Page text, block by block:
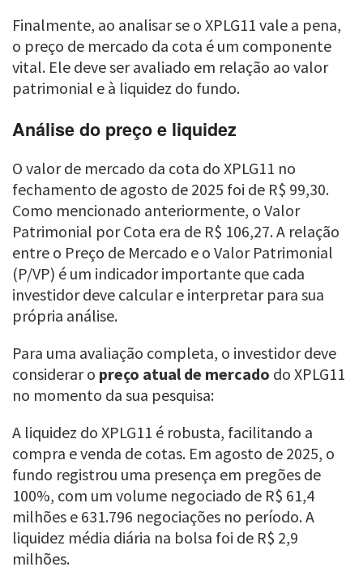
Finalmente, ao analisar se o XPLG11 vale a pena,
o preço de mercado da cota é um componente
vital. Ele deve ser avaliado em relação ao valor
patrimonial e à liquidez do fundo.
Análise do preço e liquidez
O valor de mercado da cota do XPLG11 no
fechamento de agosto de 2025 foi de R$ 99,30.
Como mencionado anteriormente, o Valor
Patrimonial por Cota era de R$ 106,27. A relação
entre o Preço de Mercado e o Valor Patrimonial
(P/VP) é um indicador importante que cada
investidor deve calcular e interpretar para sua
própria análise.
Para uma avaliação completa, o investidor deve
considerar o preço atual de mercado do XPLG11
no momento da sua pesquisa:
A liquidez do XPLG11 é robusta, facilitando a
compra e venda de cotas. Em agosto de 2025, o
fundo registrou uma presença em pregões de
100%, com um volume negociado de R$ 61,4
milhões e 631.796 negociações no período. A
liquidez média diária na bolsa foi de R$ 2,9
milhões.